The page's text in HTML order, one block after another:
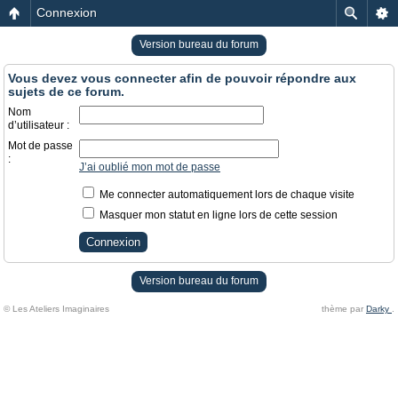
Connexion
Version bureau du forum
Vous devez vous connecter afin de pouvoir répondre aux
sujets de ce forum.
Nom
d’utilisateur :
Mot de passe
:
J’ai oublié mon mot de passe
Me connecter automatiquement lors de chaque visite
Masquer mon statut en ligne lors de cette session
Version bureau du forum
© Les Ateliers Imaginaires thème par Darky